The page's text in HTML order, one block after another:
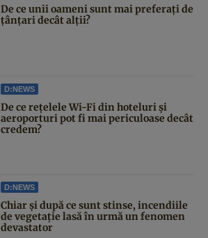
De ce unii oameni sunt mai preferați de
țânțari decât alții?
D:NEWS
De ce rețelele Wi-Fi din hoteluri și
aeroporturi pot fi mai periculoase decât
credem?
D:NEWS
Chiar și după ce sunt stinse, incendiile
de vegetație lasă în urmă un fenomen
devastator